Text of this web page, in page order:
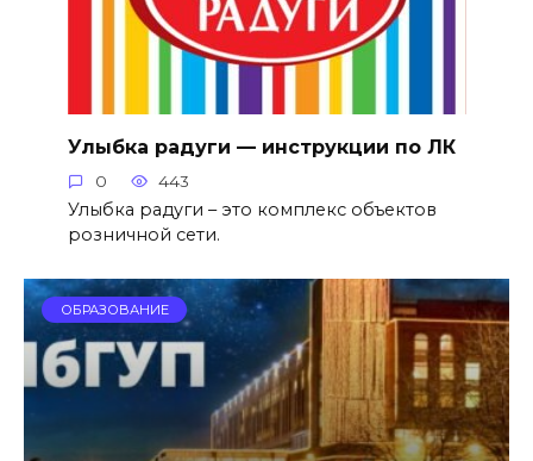
Улыбка радуги — инструкции по ЛК
0 443
Улыбка радуги – это комплекс объектов
розничной сети.
ОБРАЗОВАНИЕ